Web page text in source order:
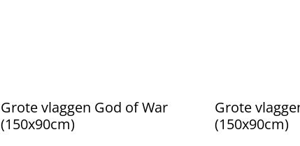
Grote vlaggen God of War
(150x90cm)
Grote
(150x90cm)